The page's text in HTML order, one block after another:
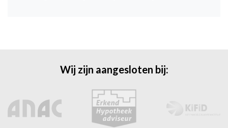
Wij zijn aangesloten bij: